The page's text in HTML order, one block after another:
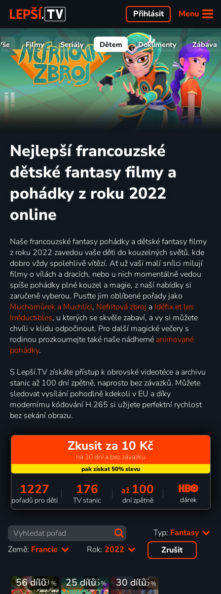
Menu
Přihlásit
Filmy Seriály Dětem Dokumenty Zábava
Nejlepší francouzské
dětské fantasy filmy a
pohádky z roku 2022
online
Naše francouzské fantasy pohádky a dětské fantasy filmy
z roku 2022 zavedou vaše děti do kouzelných světů, kde
dobro vždy spolehlivě vítězí. Ať už vaši malí snílci milují
filmy o vílách a dracích, nebo u nich momentálně vedou
spíše pohádky plné kouzel a magie, z naší nabídky si
zaručeně vyberou. Pusťte jim oblíbené pořady jako
Muchomůrek a Muchlíci, Nefritová zbroj a Idéfix et les
Irréductibles, u kterých se skvěle zabaví, a vy si můžete
chvíli v klidu odpočinout. Pro další magické večery s
rodinou prozkoumejte také naše nádherné animované
pohádky.
S Lepší.TV získáte přístup k obrovské videotéce a archivu
stanic až 100 dní zpětně, naprosto bez závazků. Můžete
sledovat vysílání pohodlně kdekoli v EU a díky
modernímu kódování H.265 si užijete perfektní rychlost
bez sekání obrazu.
Zkusit za 10 Kč
na 10 dní a bez závazku
1227
pořadů pro děti
176
TV stanic
až 100
dní zpětně dárek
Typ: Fantasy
Země: Francie Rok: 2022 Zrušit
79%
56 dílů 66%
25 dílů 65%
30 dílů